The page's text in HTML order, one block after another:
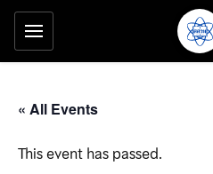
ข้ามไปยังเนื้อหาหลัก
เครื่องมือช่วยเหลือ
« All Events
This event has passed.